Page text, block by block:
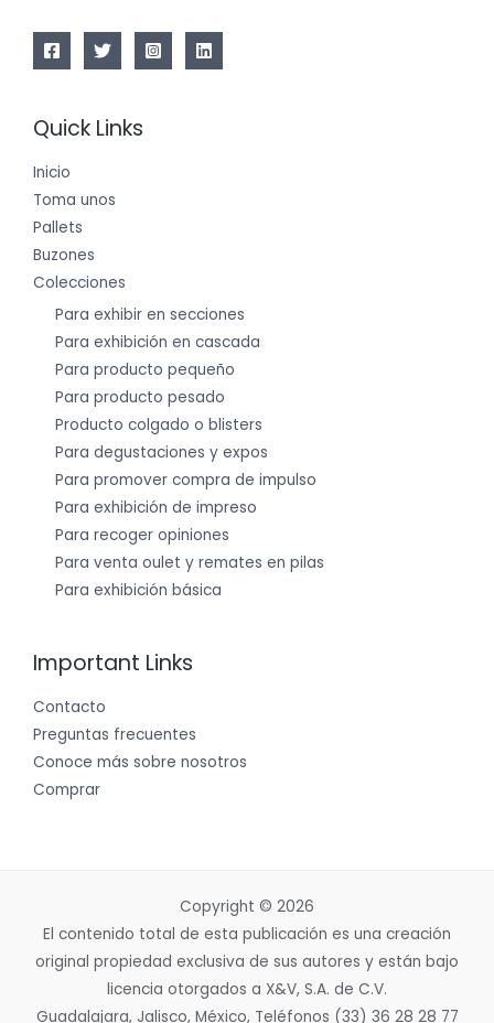
Quick Links
Inicio
Toma unos
Pallets
Buzones
Colecciones
Para exhibir en secciones
Para exhibición en cascada
Para producto pequeño
Para producto pesado
Producto colgado o blisters
Para degustaciones y expos
Para promover compra de impulso
Para exhibición de impreso
Para recoger opiniones
Para venta oulet y remates en pilas
Para exhibición básica
Important Links
Contacto
Preguntas frecuentes
Conoce más sobre nosotros
Comprar
Copyright © 2026
El contenido total de esta publicación es una creación
original propiedad exclusiva de sus autores y están bajo
licencia otorgados a X&V, S.A. de C.V.
Guadalajara, Jalisco, México, Teléfonos (33) 36 28 28 77